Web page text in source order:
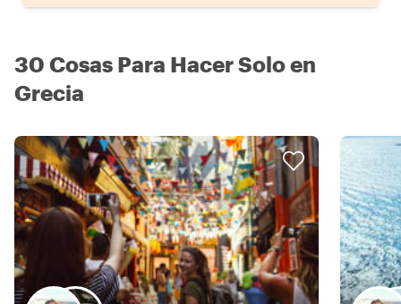
30 Cosas Para Hacer Solo en
Grecia